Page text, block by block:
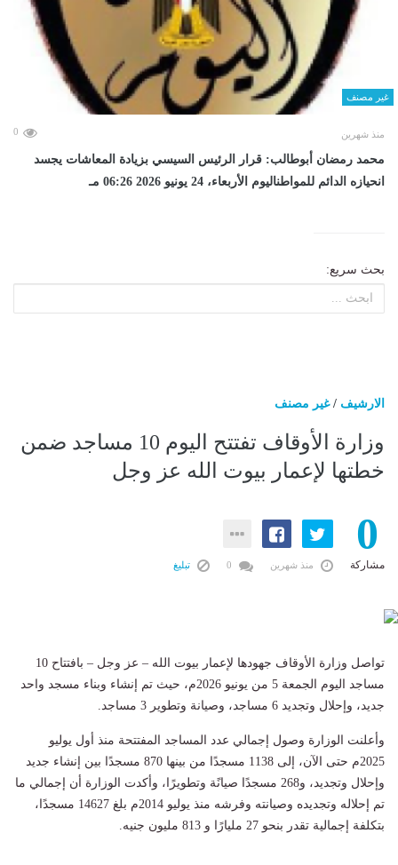
غير مصنف
منذ شهرين 0
محمد رمضان أبوطالب: قرار الرئيس السيسي بزيادة المعاشات يجسد
انحيازه الدائم للمواطناليوم الأربعاء، 24 يونيو 2026 06:26 مـ
بحث سريع:
الارشيف /غير مصنف
وزارة الأوقاف تفتتح اليوم 10 مساجد ضمن
خطتها لإعمار بيوت الله عز وجل
0
مشاركة منذ شهرين تبليغ
تواصل وزارة الأوقاف جهودها لإعمار بيوت الله – عز وجل – بافتتاح 10
مساجد اليوم الجمعة 5 من يونيو 2026م، حيث تم إنشاء وبناء مسجد واحد
جديد، وإحلال وتجديد 6 مساجد، وصيانة وتطوير 3 مساجد.
وأعلنت الوزارة وصول إجمالي عدد المساجد المفتتحة منذ أول يوليو
2025م حتى الآن، إلى 1138 مسجدًا من بينها 870 مسجدًا بين إنشاء جديد
وإحلال وتجديد، و268 مسجدًا صيانًة وتطويرًا، وأكدت الوزارة أن إجمالي ما
تم إحلاله وتجديده وصيانته وفرشه منذ يوليو 2014م بلغ 14627 مسجدًا،
بتكلفة إجمالية تقدر بنحو 27 مليارًا و 813 مليون جنيه.